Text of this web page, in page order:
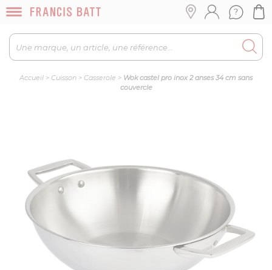
Accueil > Cuisson > Casserole > Wok castel pro inox 2 anses 34 cm sans
couvercle